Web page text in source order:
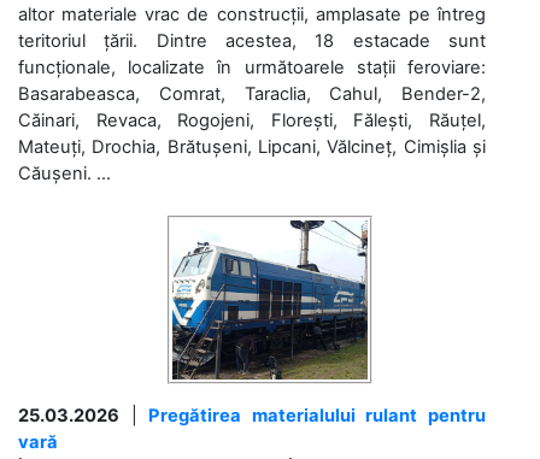
altor materiale vrac de construcții, amplasate pe întreg
teritoriul țării. Dintre acestea, 18 estacade sunt
funcționale, localizate în următoarele stații feroviare:
Basarabeasca, Comrat, Taraclia, Cahul, Bender-2,
Căinari, Revaca, Rogojeni, Florești, Fălești, Răuțel,
Mateuți, Drochia, Brătușeni, Lipcani, Vălcineț, Cimișlia și
Căușeni. ...
25.03.2026
Pregătirea materialului rulant pentru
vară